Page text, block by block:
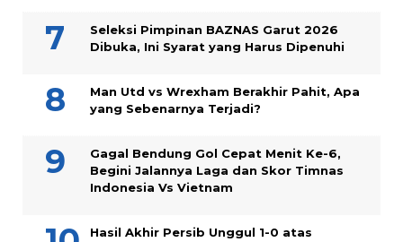
Seleksi Pimpinan BAZNAS Garut 2026
Dibuka, Ini Syarat yang Harus Dipenuhi
Man Utd vs Wrexham Berakhir Pahit, Apa
yang Sebenarnya Terjadi?
Gagal Bendung Gol Cepat Menit Ke-6,
Begini Jalannya Laga dan Skor Timnas
Indonesia Vs Vietnam
Hasil Akhir Persib Unggul 1-0 atas